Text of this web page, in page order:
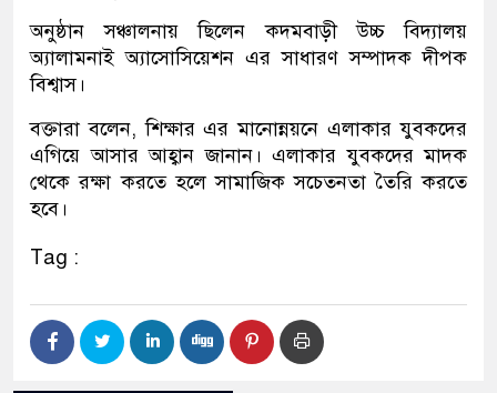
অনুষ্ঠান সঞ্চালনায় ছিলেন কদমবাড়ী উচ্চ বিদ্যালয়
অ্যালামনাই অ্যাসোসিয়েশন এর সাধারণ সম্পাদক দীপক
বিশ্বাস।
বক্তারা বলেন, শিক্ষার এর মানোন্নয়নে এলাকার যুবকদের
এগিয়ে আসার আহ্বান জানান। এলাকার যুবকদের মাদক
থেকে রক্ষা করতে হলে সামাজিক সচেতনতা তৈরি করতে
হবে।
Tag :